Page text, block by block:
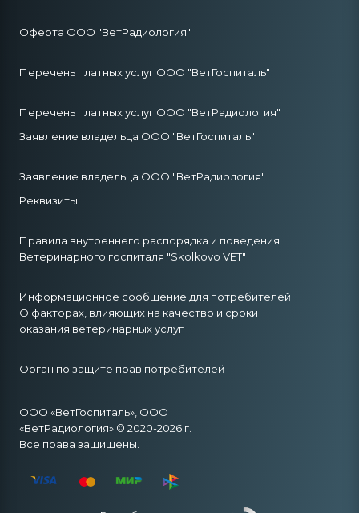
Оферта ООО "ВетРадиология"
Перечень платных услуг ООО "ВетГоспиталь"
Перечень платных услуг ООО "ВетРадиология"
Заявление владельца ООО "ВетГоспиталь"
Заявление владельца ООО "ВетРадиология"
Реквизиты
Правила внутреннего распорядка и поведения
Ветеринарного госпиталя "Skolkovo VET"
Информационное сообщение для потребителей
О факторах, влияющих на качество и сроки
оказания ветеринарных услуг
Орган по защите прав потребителей
ООО «ВетГоспиталь», ООО
«ВетРадиология» © 2020-2026 г.
Все права защищены.